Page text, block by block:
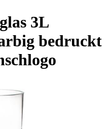
3L
bedruckt